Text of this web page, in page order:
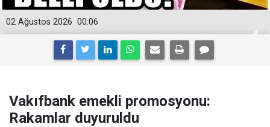
00:06
02 Ağustos 2026
Vakıfbank emekli promosyonu:
Rakamlar duyuruldu